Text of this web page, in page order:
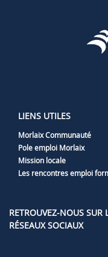
LIENS UTILES
Morlaix Communauté
Pole emploi Morlaix
Mission locale
Les rencontres emploi
RETROUVEZ-NOUS SUR
RÉSEAUX SOCIAUX